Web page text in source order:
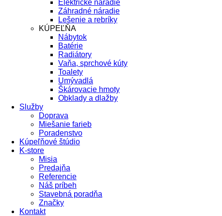
Elektrické náradie
Záhradné náradie
Lešenie a rebríky
KÚPEĽŇA
Nábytok
Batérie
Radiátory
Vaňa, sprchové kúty
Toalety
Umývadlá
Škárovacie hmoty
Obklady a dlažby
Služby
Doprava
Miešanie farieb
Poradenstvo
Kúpeľňové štúdio
K-store
Misia
Predajňa
Referencie
Náš príbeh
Stavebná poradňa
Značky
Kontakt